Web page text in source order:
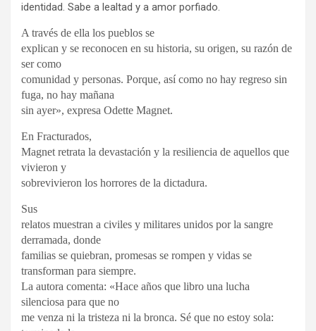
identidad. Sabe a lealtad y a amor porfiado.
A través de ella los pueblos se
explican y se reconocen en su historia, su origen, su razón de
ser como
comunidad y personas. Porque, así como no hay regreso sin
fuga, no hay mañana
sin ayer», expresa Odette Magnet.
En Fracturados,
Magnet retrata la devastación y la resiliencia de aquellos que
vivieron y
sobrevivieron los horrores de la dictadura.
Sus
relatos muestran a civiles y militares unidos por la sangre
derramada, donde
familias se quiebran, promesas se rompen y vidas se
transforman para siempre.
La autora comenta: «Hace años que libro una lucha
silenciosa para que no
me venza ni la tristeza ni la bronca. Sé que no estoy sola: